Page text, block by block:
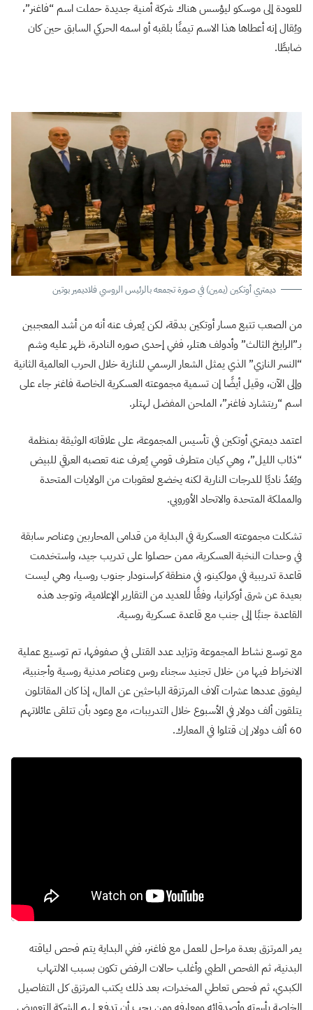
للعودة إلى موسكو ليؤسس هناك شركة أمنية جديدة حملت اسم “فاغنر”،
ويُقال إنه أعطاها هذا الاسم تيمنًا بلقبه أو اسمه الحركي السابق حين كان
ضابطًا.
ديمتري أوتكين (يمين) في صورة تجمعه بالرئيس الروسي فلاديمير بوتين
من الصعب تتبع مسار أوتكين بدقة، لكن يُعرف عنه أنه من أشد المعجبين
بـ”الرايخ الثالث” وأدولف هتلر، ففي إحدى صوره النادرة، ظهر عليه وشم
“النسر النازي” الذي يمثل الشعار الرسمي للنازية خلال الحرب العالمية الثانية
وإلى الآن، وقيل أيضًا إن تسمية مجموعته العسكرية الخاصة فاغنر جاء على
اسم “ريتشارد فاغنر”، الملحن المفضل لهتلر.
اعتمد ديمتري أوتكين في تأسيس المجموعة، على علاقاته الوثيقة بمنظمة
“ذئاب الليل”، وهي كيان متطرف قومي يُعرف عنه تعصبه العرقي للبيض
ويُعَدُ ناديًا للدرجات النارية لكنه يخضع لعقوبات من الولايات المتحدة
والمملكة المتحدة والاتحاد الأوروبي.
تشكلت مجموعته العسكرية في البداية من قدامى المحاربين وعناصر سابقة
في وحدات النخبة العسكرية، ممن حصلوا على تدريب جيد، واستخدمت
قاعدة تدريبية في مولكينو، في منطقة كراسنودار جنوب روسيا، وهي ليست
بعيدة عن شرق أوكرانيا، وفقًا للعديد من التقارير الإعلامية، وتوجد هذه
القاعدة جنبًا إلى جنب مع قاعدة عسكرية روسية.
مع توسع نشاط المجموعة وتزايد عدد القتلى في صفوفها، تم توسيع عملية
الانخراط فيها من خلال تجنيد سجناء روس وعناصر مدنية روسية وأجنبية،
ليفوق عددها عشرات آلاف المرتزقة الباحثين عن المال، إذا كان المقاتلون
يتلقون ألف دولار في الأسبوع خلال التدريبات، مع وعود بأن تتلقى عائلاتهم
60 ألف دولار إن قتلوا في المعارك.
يمر المرتزق بعدة مراحل للعمل مع فاغنر، ففي البداية يتم فحص لياقته
البدنية، ثم الفحص الطبي وأغلب حالات الرفض تكون بسبب الالتهاب
الكبدي، ثم فحص تعاطي المخدرات، بعد ذلك يكتب المرتزق كل التفاصيل